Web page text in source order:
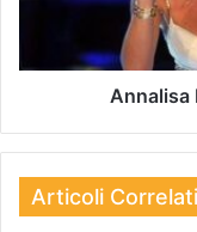
Annalisa
Articoli Correlati